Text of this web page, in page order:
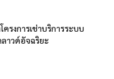
รงการเช่าบริการระบบ
าวด์อัจฉริยะ